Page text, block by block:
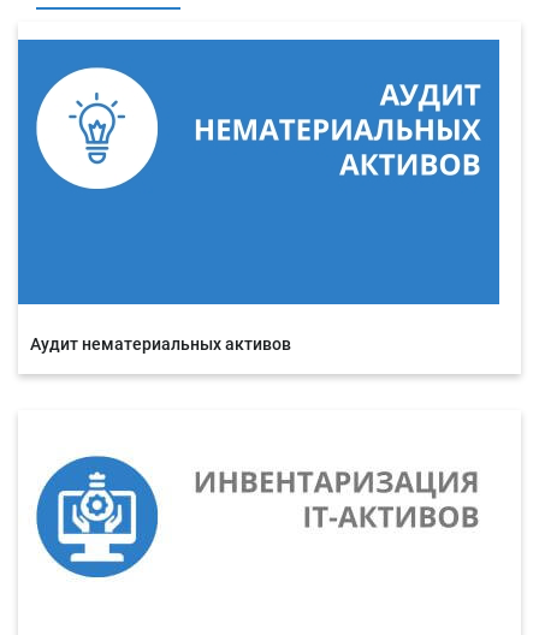
Аудит нематериальных активов